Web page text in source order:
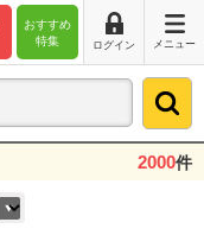
おすすめ
特集
ログイン メニュー
2000件